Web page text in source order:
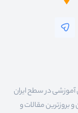
آموزشی در سطح ایران
بروزترین مقالات و